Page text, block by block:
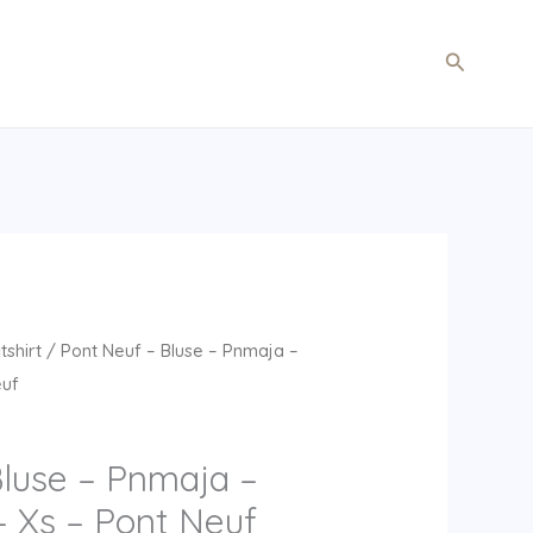
Søg
/ Pont Neuf – Bluse – Pnmaja –
– Pnmaja –
Xs – Pont Neuf